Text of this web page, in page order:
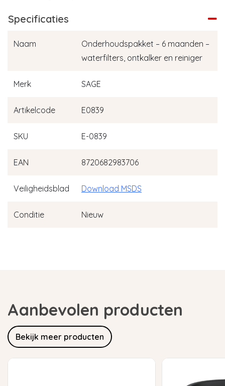
Specificaties
Naam
Onderhoudspakket – 6 maanden –
waterfilters, ontkalker en reiniger
Merk SAGE
Artikelcode E0839
SKU E-0839
EAN 8720682983706
Veiligheidsblad Download MSDS
Conditie Nieuw
Aanbevolen producten
Bekijk meer producten